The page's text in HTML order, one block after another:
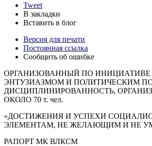
Tweet
В закладки
Вставить в блог
Версия для печати
Постоянная ссылка
Сообщить об ошибке
ОРГАНИЗОВАННЫЙ ПО ИНИЦИАТИВЕ
ЭНТУЗИАЗМОМ И ПОЛИТИЧЕСКИМ
ДИСЦИПЛИНИРОВАННОСТЬ,
ОКОЛО 70 т. чел.
«ДОСТИЖЕНИЯ И УСПЕХИ
ЭЛЕМЕНТАМ, НЕ ЖЕЛАЮЩИМ И НЕ
РАПОРТ МК ВЛКСМ